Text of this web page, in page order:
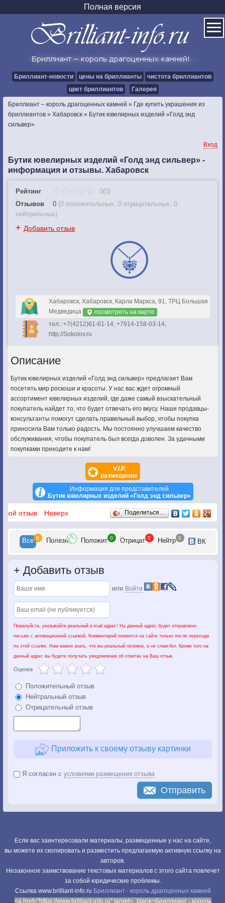
Полная версия
Бриллиант-новости цены на бриллианты
чистота бриллиантов
цвет бриллиантов
Галерея
Бриллиант – король драгоценных камней » Где купить украшения из
бриллиантов » Хабаровск » Бутик ювелирных изделий «Голд энд
сильвер»
Вход
Бутик ювелирных изделий «Голд энд сильвер» -
информация и отзывы. Хабаровск
Рейтинг
0(0)
Отзывов
0 (0 положительных, 0 отрицательных, 0
нейтральных)
+ Добавить отзыв
Хабаровск, Хабаровск, Карла Маркса, 91, ТРЦ Большая
Медведица
посмотреть на карте
тел.: +7(4212)61-61-14; +7914-158-03-14,
http://Sokolov.ru
Описание
Бутик ювелирных изделий «Голд энд сильвер» предлагает Вам
посетить мир роскоши и красоты. У нас вас ждет огромный
ассортимент ювелирных изделий, где даже самый взыскательный
покупатель найдет то, что будет отвечать его вкусу. Наши продавцы-
консультанты помогут сделать правильный выбор, чтобы покупка
приносила Вам только радость. Мы постоянно улучшаем качество
обслуживания, чтобы покупатель был всегда доволен. За удачными
покупками приходите к нам!
V.I.P.
размещение
Информация для представителей
Бутик ювелирных изделий «Голд энд сильвер»
Отзывы
отзыв Наверх Поделиться…
Все 0 Полезн Положит 0 Отрицат 0 Нейтр 0 ВК
+ Добавить отзыв
или Войти
Пожалуйста, указывайте реальный e-mail адрес! На данный адрес будет отправлено
письмо с активационной ссылкой. Комментарий появится на сайте только после перехода
по этой ссылке. Нам важно знать, что вы реальный человек, а не спам-бот. Кроме того на
данный адрес вы будете получать уведомления об ответах на Ваш отзыв.
Оценка
Положительный отзыв
Нейтральный отзыв
Отрицательный отзыв
Приложить к своему отзыву картинки
Я согласен с условиями размещения отзыва
Отправить
Если вас заинтересовали материалы, размещенные у нас на сайте,
вы можете их скопировать и разместить предлагаемую активную ссылку на
авторов.
Незаконное заимствование текстовых материалов с этого сайта повлечет
за собой юридические проблемы.
Cсылка www.brilliant-info.ru Бриллиант - король драгоценных камней
<a href="https://www.brilliant-info.ru" target=_blank>Бриллиант - король